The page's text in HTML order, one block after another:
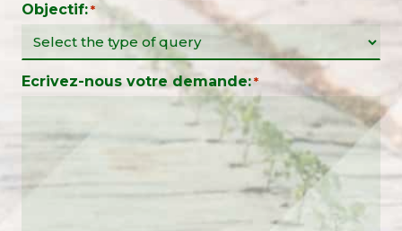
Objectif: *
Ecrivez-nous votre demande: *